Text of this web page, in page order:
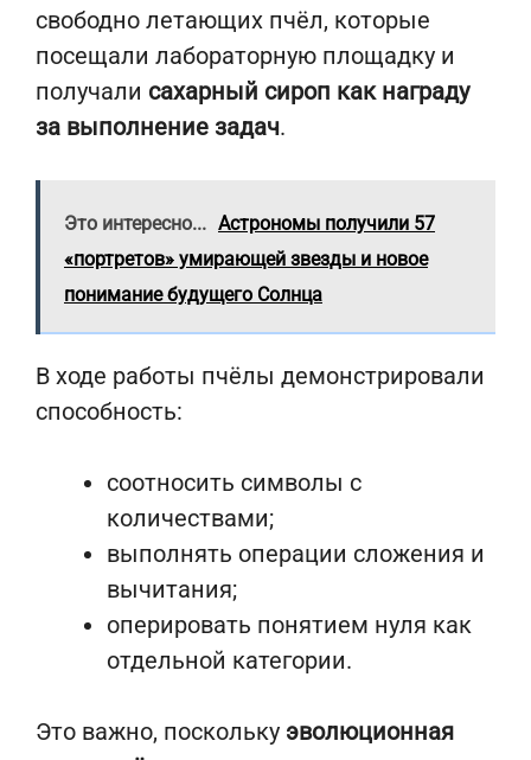
свободно летающих пчёл, которые
посещали лабораторную площадку и
получали сахарный сироп как награду
за выполнение задач.
Это интересно... Астрономы получили 57
«портретов» умирающей звезды и новое
понимание будущего Солнца
В ходе работы пчёлы демонстрировали
способность:
соотносить символы с
количествами;
выполнять операции сложения и
вычитания;
оперировать понятием нуля как
отдельной категории.
Это важно, поскольку эволюционная